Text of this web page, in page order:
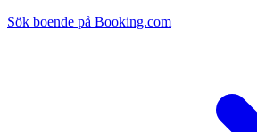
Sök boende på Booking.com